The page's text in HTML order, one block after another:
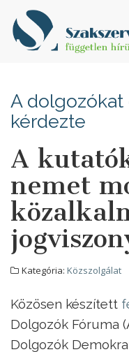
A
kérdezte
A
nemet
Kategória: Közszolgálat
Közösen készített
Dolgozók Fóruma
Dolgozók